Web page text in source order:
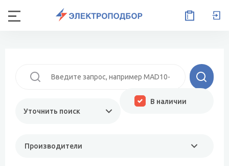
Уточнить поиск
Производители
В наличии